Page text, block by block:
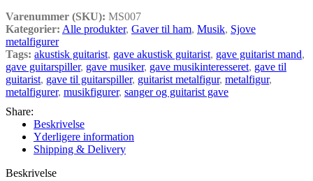
Varenummer (SKU): MS007
Kategorier: Alle produkter, Gaver til ham, Musik, Sjove
metalfigurer
Tags: akustisk guitarist, gave akustisk guitarist, gave guitarist mand,
gave guitarspiller, gave musiker, gave musikinteresseret, gave til
guitarist, gave til guitarspiller, guitarist metalfigur, metalfigur,
metalfigurer, musikfigurer, sanger og guitarist gave
Share:
Beskrivelse
Yderligere information
Shipping & Delivery
Beskrivelse